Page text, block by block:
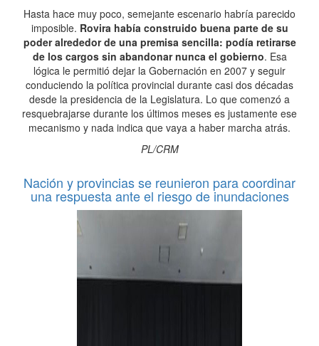
Hasta hace muy poco, semejante escenario habría parecido
imposible. Rovira había construido buena parte de su
poder alrededor de una premisa sencilla: podía retirarse
de los cargos sin abandonar nunca el gobierno. Esa
lógica le permitió dejar la Gobernación en 2007 y seguir
conduciendo la política provincial durante casi dos décadas
desde la presidencia de la Legislatura. Lo que comenzó a
resquebrajarse durante los últimos meses es justamente ese
mecanismo y nada indica que vaya a haber marcha atrás.
PL/CRM
Nación y provincias se reunieron para coordinar
una respuesta ante el riesgo de inundaciones